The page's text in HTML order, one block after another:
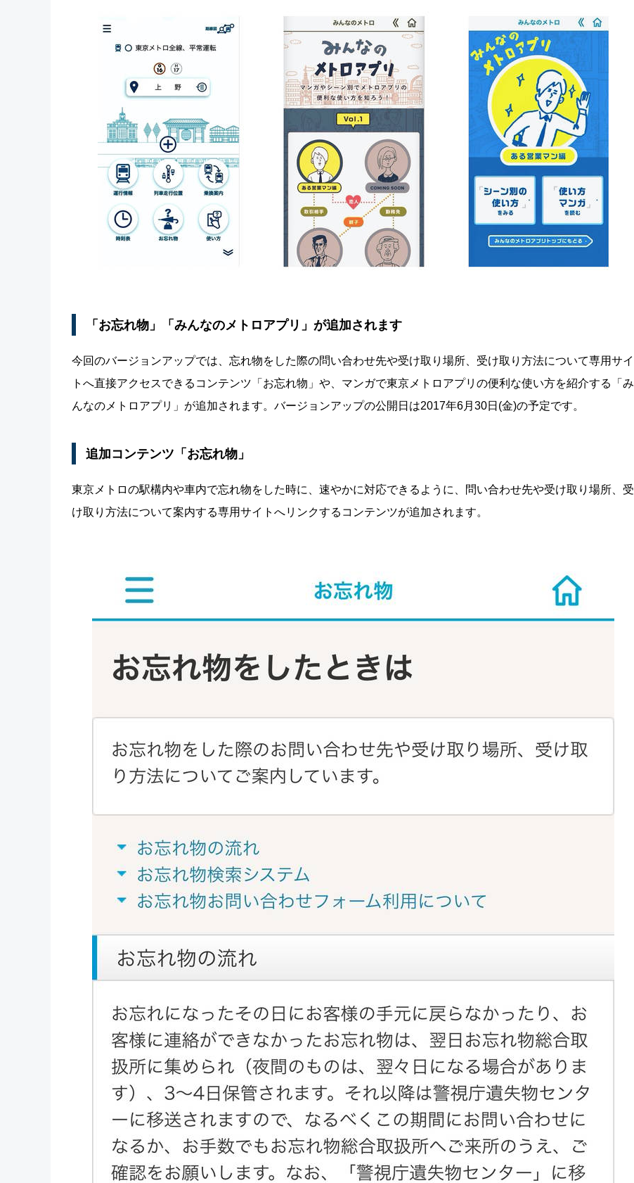
「お忘れ物」「みんなのメトロアプリ」が追加されます
今回のバージョンアップでは、忘れ物をした際の問い合わせ先や受け取り場所、受け取り方法について専用サイ
トへ直接アクセスできるコンテンツ「お忘れ物」や、マンガで東京メトロアプリの便利な使い方を紹介する「み
んなのメトロアプリ」が追加されます。バージョンアップの公開日は2017年6月30日(金)の予定です。
追加コンテンツ「お忘れ物」
東京メトロの駅構内や車内で忘れ物をした時に、速やかに対応できるように、問い合わせ先や受け取り場所、受
け取り方法について案内する専用サイトへリンクするコンテンツが追加されます。